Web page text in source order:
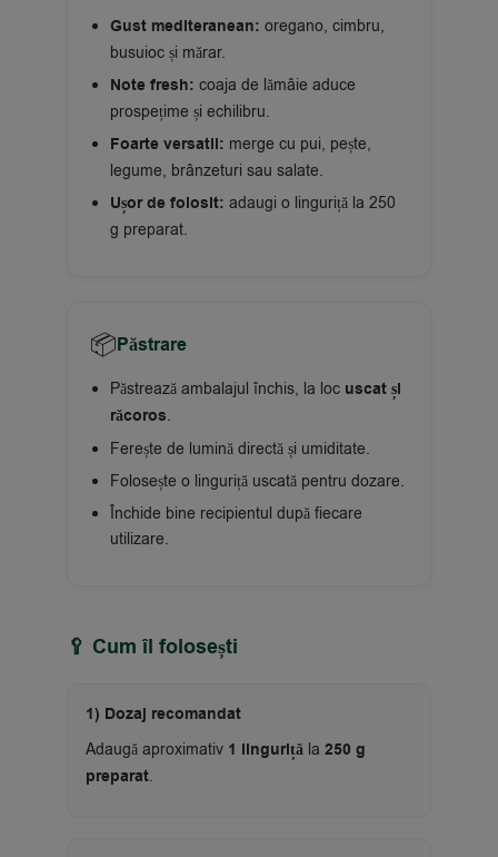
Gust mediteranean: oregano, cimbru,
busuioc și mărar.
Note fresh: coaja de lămâie aduce
prospețime și echilibru.
Foarte versatil: merge cu pui, pește,
legume, brânzeturi sau salate.
Ușor de folosit: adaugi o linguriță la 250
g preparat.
📦Păstrare
Păstrează ambalajul închis, la loc uscat și
răcoros.
Ferește de lumină directă și umiditate.
Folosește o linguriță uscată pentru dozare.
Închide bine recipientul după fiecare
utilizare.
🥄 Cum îl folosești
1) Dozaj recomandat
Adaugă aproximativ 1 linguriță la 250 g
preparat.